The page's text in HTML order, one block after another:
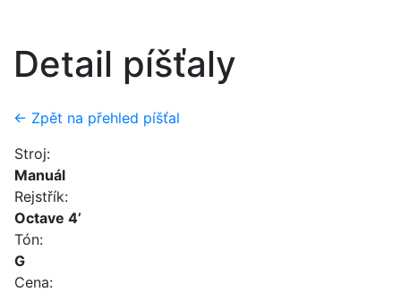
Detail píšťaly
← Zpět na přehled píšťal
Stroj:
Manuál
Rejstřík:
Octave 4’
Tón:
G
Cena: